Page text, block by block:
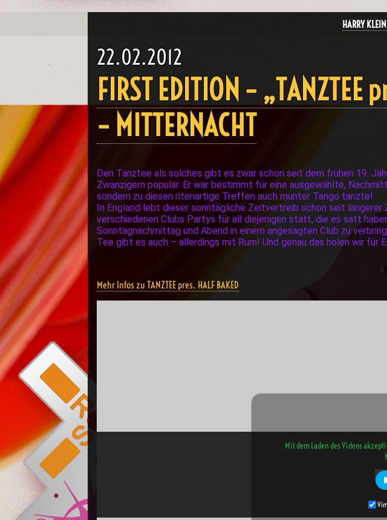
HARRY
22.02.2012
FIRST EDITION – „TANZTEE
– MITTERNACHT
Den Tanztee als solches gibt es zwar schon seit dem frühen 19.
Zwanzigern populär. Er war bestimmt für eine ausgewählte,
sondern zu diesen ritenartige Treffen auch munter Tango tanzte!
In England lebt dieser sonntägliche Zeitvertreib schon seit
verschiedenen Clubs Partys für all diejenigen statt, die es satt
Sonntagnachmittag und Abend in einem angesagten Club zu
Tee gibt es auch – allerdings mit Rum! Und genau das holen wir für
Mehr Infos zu TANZTEE pres. HALF BAKED
Mit dem Laden des Videos